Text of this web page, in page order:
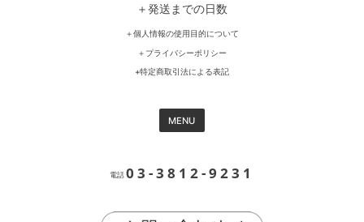
＋発送までの日数
＋個人情報の使用目的について
＋プライバシーポリシー
+特定商取引法による表記
MENU
電話03-3812-9231